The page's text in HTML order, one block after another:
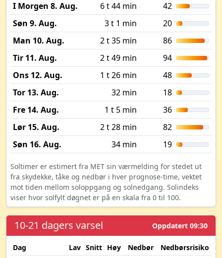
I Morgen 8. Aug.
6 t 44 min
42
Søn 9. Aug.
3 t 1 min
20
Man 10. Aug.
2 t 35 min
86
Tir 11. Aug.
2 t 49 min
94
Ons 12. Aug.
1 t 26 min
48
Tor 13. Aug.
32 min
18
Fre 14. Aug.
1 t 5 min
36
Lør 15. Aug.
2 t 28 min
82
Søn 16. Aug.
34 min 19
Soltimer er estimert fra MET sin værmelding for stedet ut
fra skydekke, tåke og nedbør i hver prognose-time, vektet
mot tiden mellom soloppgang og solnedgang. Solindeks
viser hvor solfylt døgnet er på en skala fra 0 til 100.
10-21 dagers varsel Oppdatert 09:30
Dag Lav Snitt Høy Nedbør Nedbørsrisiko